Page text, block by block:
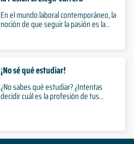
En el mundo laboral contemporáneo, la
noción de que seguir la pasión es la...
¡No sé qué estudiar!
¿No sabes qué estudiar? ¿Intentas
decidir cuál es la profesión de tus...